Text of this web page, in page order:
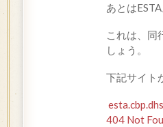
あとはESTA
これは、同
しょう。
下記サイト
404 Not